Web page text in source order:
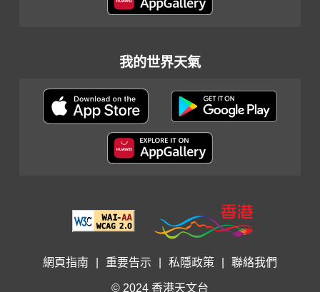
我的世界天氣
網頁指南 重要告示 私隱政策 聯絡我們
© 2024 香港天文台